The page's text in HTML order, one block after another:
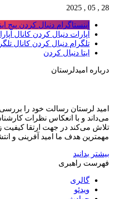
اینستاگرام دنبال کردن پیج
آپارات دنبال کردن کانال آپارات
تلگرام دنبال کردن کانال تلگرام
ایتا
دنبال کردن
امیدلرستان
لرستان رسالت خود را بررسی
و با انعکاس نظرات
می‌کند در جهت ارتقا کیفیت
هدف ما امید آفرینی و
بدانید
راهبری
گالری
ویدئو